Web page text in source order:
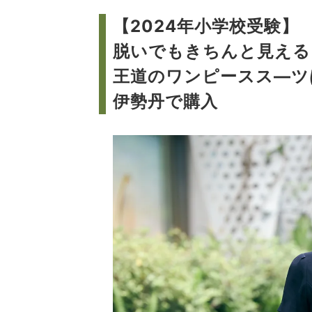
【2024年小学校受験】
脱いでもきちんと見える
王道のワンピースス―
伊勢丹で購入